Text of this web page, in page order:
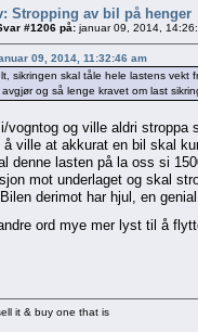
Stropping av bil på henger
#1206 på: januar 09, 2014,
09, 2014, 11:32:46 am
sikringen skal tåle hele lastens vekt
og så lenge kravet om last
vogntog og ville aldri
å ville at akkurat en bil skal
denne lasten på la oss si
mot underlaget og skal
derimot har hjul, en
ord mye mer lyst til å
it & buy one that is